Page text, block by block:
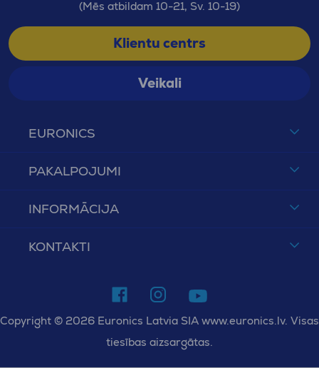
EURONICS
PAKALPOJUMI
INFORMĀCIJA
KONTAKTI
(Mēs atbildam 10-21, Sv. 10-19)
Klientu centrs
Veikali
Copyright © 2026 Euronics Latvia SIA www.euronics.lv. Visas
tiesības aizsargātas.